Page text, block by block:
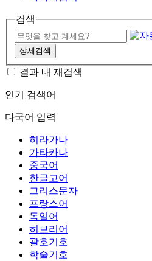
검색
상세검색
결과 내 재검색
인기 검색어
다국어 입력
히라가나
가타카나
중국어
한글고어
그리스문자
프랑스어
독일어
히브리어
괄호기호
학술기호